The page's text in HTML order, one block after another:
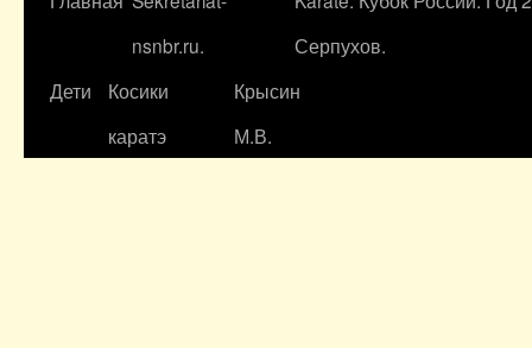
nsnbr.ru.
Серпухов.
Дети
Косики
каратэ
Крысин
М.В.